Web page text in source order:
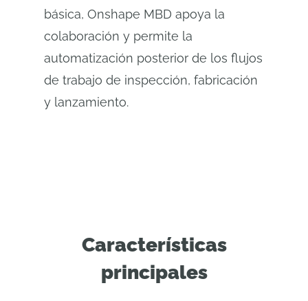
básica, Onshape MBD apoya la
colaboración y permite la
automatización posterior de los flujos
de trabajo de inspección, fabricación
y lanzamiento.
Características
principales